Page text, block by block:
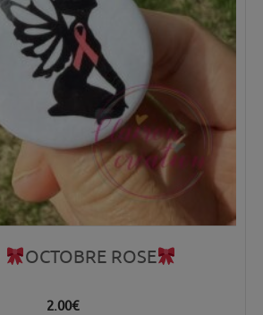
OCTOBRE ROSE
2.00€